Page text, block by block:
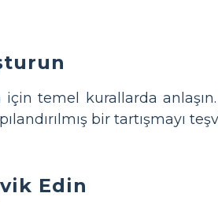
temel kurallarda anlaşın.
bir tartışmayı
Edin